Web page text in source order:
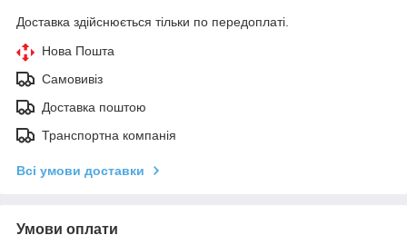
Доставка здійснюється тільки по передоплаті.
Нова Пошта
Самовивіз
Доставка поштою
Транспортна компанія
Всі умови доставки
Умови оплати